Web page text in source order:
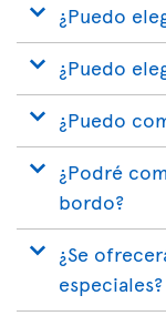
¿Puedo
¿Puedo
¿Puedo
¿Podré
bordo?
¿Se
especiales?